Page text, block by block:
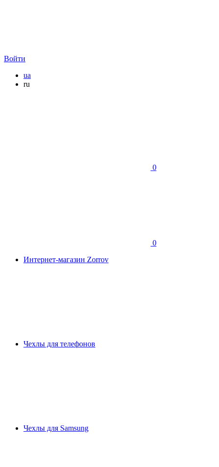
Войти
ua
ru
0
0
Интернет-магазин Zorrov
Чехлы для телефонов
Чехлы для Samsung